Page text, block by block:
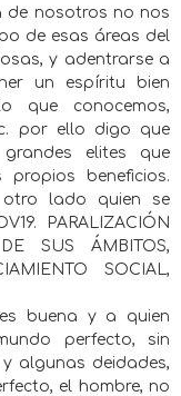
de nosotros no nos
de esas áreas del
y adentrarse a
un espíritu bien
que conocemos,
por ello digo que
elites que
beneficios.
lado quien se
PARALIZACIÓN
SUS ÁMBITOS,
SOCIAL,
buena y a quien
perfecto, sin
algunas deidades,
el hombre, no